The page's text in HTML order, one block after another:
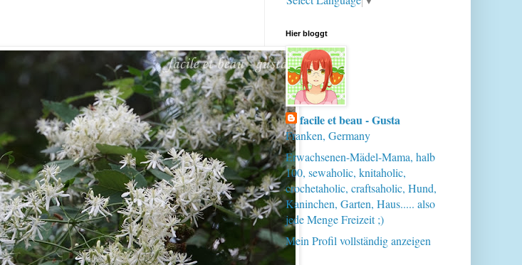
Hier bloggt
facile et beau - Gusta
Franken, Germany
Erwachsenen-Mädel-Mama, halb
100, sewaholic, knitaholic,
crochetaholic, craftsaholic, Hund,
Kaninchen, Garten, Haus..... also
jede Menge Freizeit ;)
Mein Profil vollständig anzeigen